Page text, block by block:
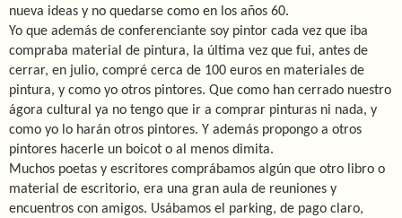
nueva ideas y no quedarse como en los años 60.
Yo que además de conferenciante soy pintor cada vez que iba
compraba material de pintura, la última vez que fui, antes de
cerrar, en julio, compré cerca de 100 euros en materiales de
pintura, y como yo otros pintores. Que como han cerrado nuestro
ágora cultural ya no tengo que ir a comprar pinturas ni nada, y
como yo lo harán otros pintores. Y además propongo a otros
pintores hacerle un boicot o al menos dimita.
Muchos poetas y escritores comprábamos algún que otro libro o
material de escritorio, era una gran aula de reuniones y
encuentros con amigos. Usábamos el parking, de pago claro,